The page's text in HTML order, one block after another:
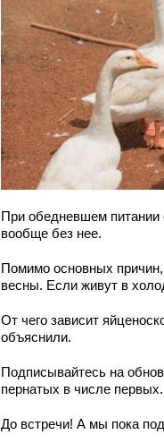
При обедневшем питании
вообще без нее.
Помимо основных причин,
весны. Если живут в
От чего зависит
объяснили.
Подписывайтесь на
пернатых в числе первых.
До встречи! А мы пока